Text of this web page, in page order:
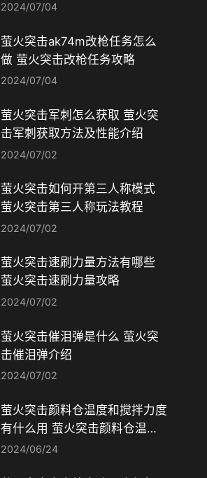
2024/07/04
萤火突击ak74m改枪任务怎么
做 萤火突击改枪任务攻略
2024/07/04
萤火突击军刺怎么获取 萤火突
击军刺获取方法及性能介绍
2024/07/02
萤火突击如何开第三人称模式
萤火突击第三人称玩法教程
2024/07/02
萤火突击速刷力量方法有哪些
萤火突击速刷力量攻略
2024/07/02
萤火突击催泪弹是什么 萤火突
击催泪弹介绍
2024/07/02
萤火突击颜料仓温度和搅拌力度
有什么用 萤火突击颜料仓温度
和搅拌力度介绍
2024/06/24